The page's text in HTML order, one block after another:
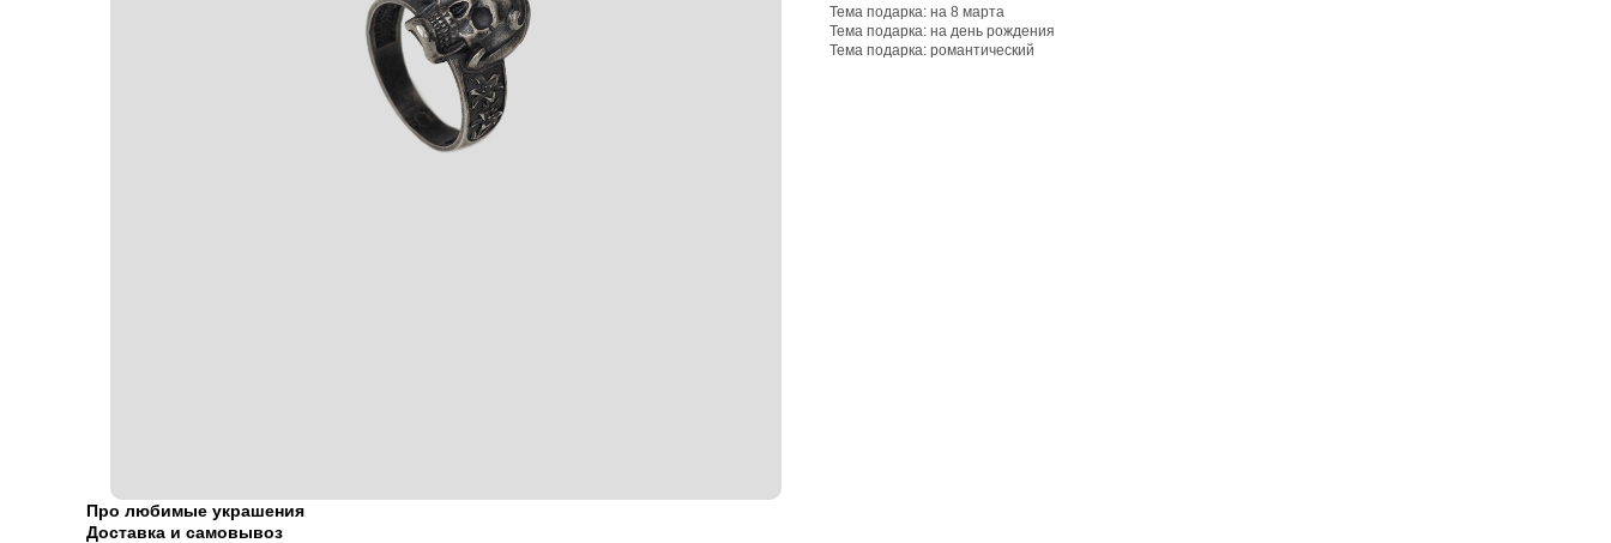
Тема подарка: на 8 марта
Тема подарка: на день рождения
Тема подарка: романтический
Про любимые украшения
Доставка и самовывоз